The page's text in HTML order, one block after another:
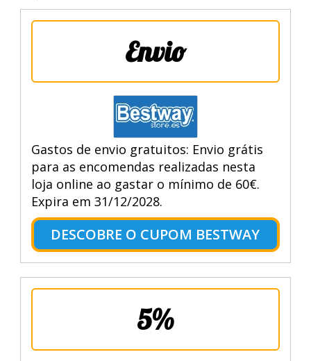
Envio
Gastos de envio gratuitos: Envio grátis
para as encomendas realizadas nesta
loja online ao gastar o mínimo de 60€.
Expira em 31/12/2028.
DESCOBRE O CUPOM BESTWAY
5%